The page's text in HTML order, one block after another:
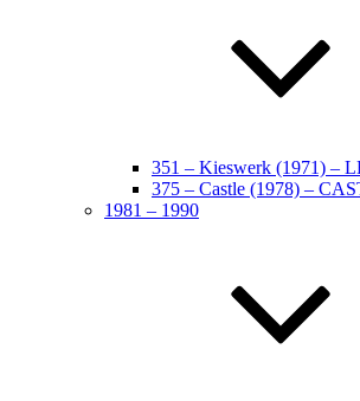
351 – Kieswerk (1971) –
375 – Castle (1978) –
1981 – 1990